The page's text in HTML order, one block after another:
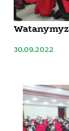
30.09.2022